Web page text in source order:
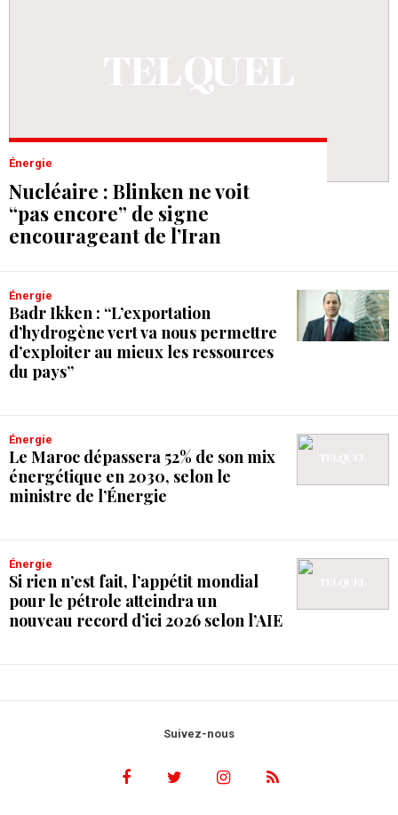
Énergie
Nucléaire : Blinken ne voit
“pas encore” de signe
encourageant de l’Iran
Énergie
Badr Ikken : “L’exportation
d’hydrogène vert va nous permettre
d’exploiter au mieux les ressources
du pays”
Énergie
Le Maroc dépassera 52% de son mix
énergétique en 2030, selon le
ministre de l’Énergie
Énergie
Si rien n’est fait, l’appétit mondial
pour le pétrole atteindra un
nouveau record d’ici 2026 selon l’AIE
Suivez-nous